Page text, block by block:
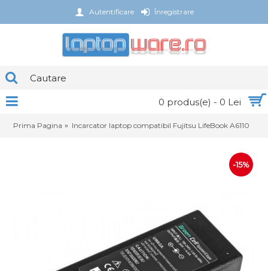
Autentificare Înregistrare
0 produs(e) - 0 Lei
Prima Pagina Incarcator laptop compatibil Fujitsu LifeBook A6110
-15%